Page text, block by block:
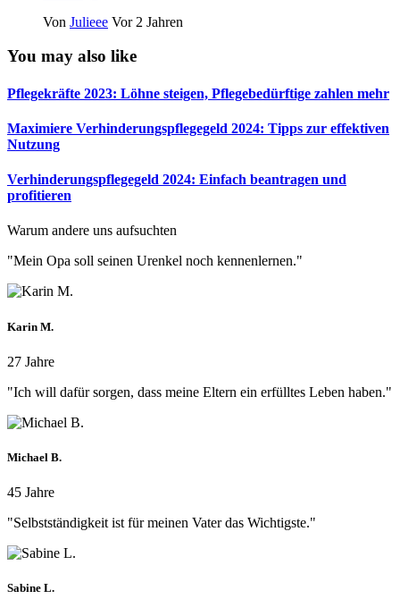
Von Julieee Vor 2 Jahren
You may also like
Pflegekräfte 2023: Löhne steigen, Pflegebedürftige zahlen mehr
Maximiere Verhinderungspflegegeld 2024: Tipps zur effektiven
Nutzung
Verhinderungspflegegeld 2024: Einfach beantragen und
profitieren
Warum andere uns aufsuchten
"Mein Opa soll seinen Urenkel noch kennenlernen."
Karin M.
27 Jahre
"Ich will dafür sorgen, dass meine Eltern ein erfülltes Leben haben."
Michael B.
45 Jahre
"Selbstständigkeit ist für meinen Vater das Wichtigste."
Sabine L.